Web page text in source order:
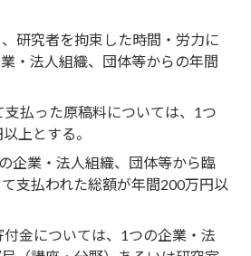
研究者を拘束した時間・労力に
・法人組織、団体等からの年間
払った原稿料については、1つ
上とする。
企業・法人組織、団体等から臨
支払われた総額が年間200万円以
金については、1つの企業・法